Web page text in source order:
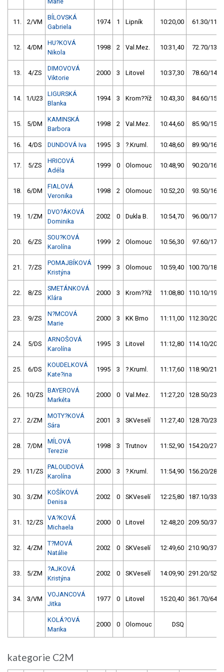
11. 2/VM
BÍLOVSKÁ
Gabriela
1974 1 Lipník 10:20,00 61.30/11,0
12. 4/DM
HU?KOVÁ
Nikola
1998 2 Val.Mez. 10:31,40 72.70/13,0
13. 4/ZS
DIMOVOVÁ
Viktorie
2000 3 Litovel 10:37,30 78.60/14,1
14. 1/U23
LIGURSKÁ
Blanka
1994 3 Krom??íž 10:43,30 84.60/15,1
15. 5/DM
KAMINSKÁ
Barbora
1998 2 Val.Mez. 10:44,60 85.90/15,4
16. 4/DS DUNDOVÁ Iva 1995 3 ?.Kruml. 10:48,60 89.90/16,1
17. 5/ZS
HRICOVÁ
Adéla
1999 0 Olomouc 10:48,90 90.20/16,1
18. 6/DM
FIALOVÁ
Veronika
1998 2 Olomouc 10:52,20 93.50/16,7
19. 1/ZM
DVO?ÁKOVÁ
Dominika
2002 0 Dukla B. 10:54,70 96.00/17,2
20. 6/ZS
SOU?KOVÁ
Karolína
1999 2 Olomouc 10:56,30 97.60/17,5
21. 7/ZS
POMAJBÍKOVÁ
Kristýna
1999 3 Olomouc 10:59,40 100.70/18,0
22. 8/ZS
SMETÁNKOVÁ
Klára
2000 3 Krom??íž 11:08,80 110.10/19,7
23. 9/ZS
N?MCOVÁ
Marie
2000 3 KK Brno 11:11,00 112.30/20,1
24. 5/DS
ARNOŠOVÁ
Karolína
1995 3 Litovel 11:12,80 114.10/20,4
25. 6/DS
KOUDELKOVÁ
Kate?ina
1995 3 ?.Kruml. 11:17,60 118.90/21,3
26. 10/ZS
BAYEROVÁ
Markéta
2000 0 Val.Mez. 11:27,20 128.50/23,0
27. 2/ZM
MOTY?KOVÁ
Sára
2001 3 SKVeselí 11:27,40 128.70/23,0
28. 7/DM
MÍLOVÁ
Terezie
1998 3 Trutnov 11:52,90 154.20/27,6
29. 11/ZS
PALOUDOVÁ
Karolína
2000 3 ?.Kruml. 11:54,90 156.20/28,0
30. 3/ZM
KOŠÍKOVÁ
Denisa
2002 0 SKVeselí 12:25,80 187.10/33,5
31. 12/ZS
VA?KOVÁ
Michaela
2000 0 Litovel 12:48,20 209.50/37,5
32. 4/ZM
T?MOVÁ
Natálie
2002 0 SKVeselí 12:49,60 210.90/37,7
33. 5/ZM
?AJKOVÁ
Kristýna
2002 0 SKVeselí 14:09,90 291.20/52,1
34. 3/VM
VOJANCOVÁ
Jitka
1977 0 Litovel 15:20,40 361.70/64,7
KOLÁ?OVÁ
Marika
2000 0 Olomouc DSQ
kategorie C2M